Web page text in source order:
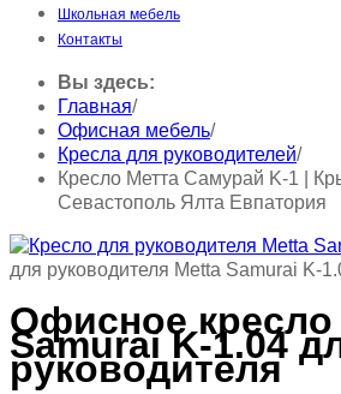
Школьная мебель
Контакты
Вы здесь:
Главная/
Офисная мебель/
Кресла для руководителей/
Кресло Метта Самурай K-1 |
Севастополь Ялта Евпатория
для руководителя Metta Samurai K-
Офисное кресло
Samurai K-1.04
руководителя